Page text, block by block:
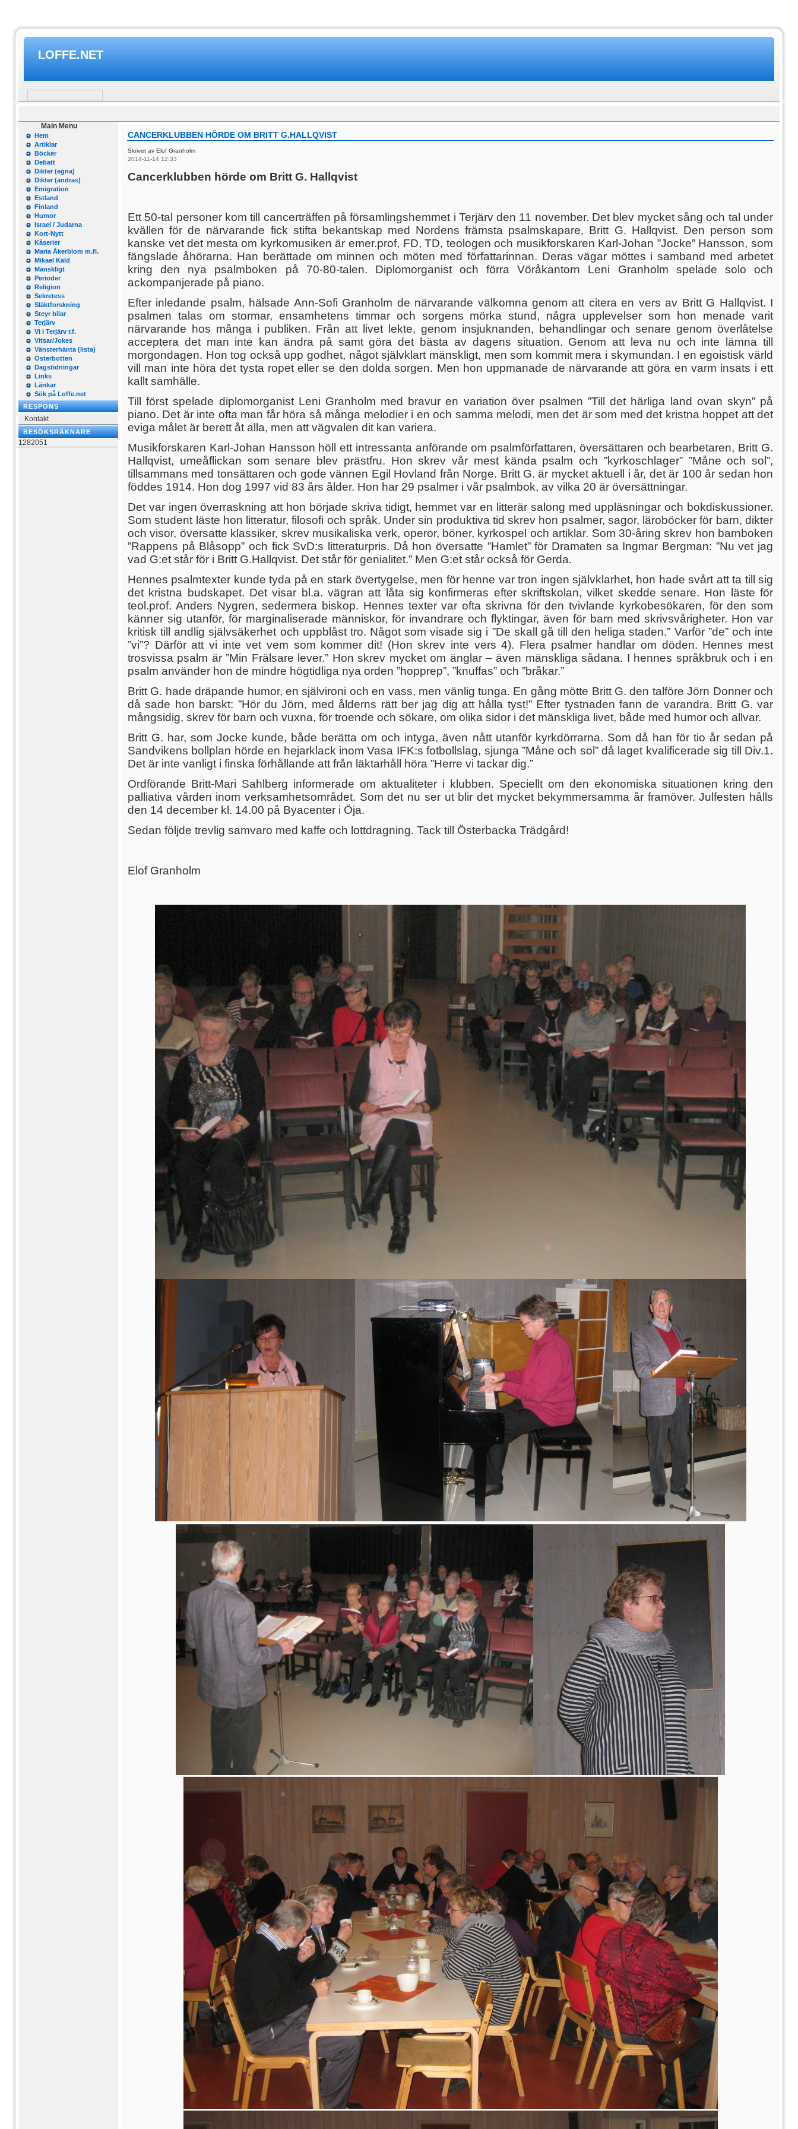
LOFFE.NET
Main Menu
Hem
Artiklar
Böcker
Debatt
Dikter (egna)
Dikter (andras)
Emigration
Estland
Finland
Humor
Israel / Judarna
Kort-Nytt
Kåserier
Maria Åkerblom m.fl.
Mikael Käld
Mänskligt
Perioder
Religion
Sekretess
Släktforskning
Steyr bilar
Terjärv
Vi i Terjärv r.f.
Vitsar/Jokes
Vänsterhänta (lista)
Österbotten
Dagstidningar
Links
Länkar
Sök på Loffe.net
RESPONS
Kontakt
BESÖKSRÄKNARE
1282051
CANCERKLUBBEN HÖRDE OM BRITT G.HALLQVIST
Skrivet av Elof Granholm
2014-11-14 12:33
Cancerklubben hörde om Britt G. Hallqvist
Ett 50-tal personer kom till cancerträffen på församlingshemmet i Terjärv den 11 november. Det blev mycket sång och tal under
kvällen för de närvarande fick stifta bekantskap med Nordens främsta psalmskapare, Britt G. Hallqvist. Den person som
kanske vet det mesta om kyrkomusiken är emer.prof, FD, TD, teologen och musikforskaren Karl-Johan ”Jocke” Hansson, som
fängslade åhörarna. Han berättade om minnen och möten med författarinnan. Deras vägar möttes i samband med arbetet
kring den nya psalmboken på 70-80-talen. Diplomorganist och förra Vöråkantorn Leni Granholm spelade solo och
ackompanjerade på piano.
Efter inledande psalm, hälsade Ann-Sofi Granholm de närvarande välkomna genom att citera en vers av Britt G Hallqvist. I
psalmen talas om stormar, ensamhetens timmar och sorgens mörka stund, några upplevelser som hon menade varit
närvarande hos många i publiken. Från att livet lekte, genom insjuknanden, behandlingar och senare genom överlåtelse
acceptera det man inte kan ändra på samt göra det bästa av dagens situation. Genom att leva nu och inte lämna till
morgondagen. Hon tog också upp godhet, något självklart mänskligt, men som kommit mera i skymundan. I en egoistisk värld
vill man inte höra det tysta ropet eller se den dolda sorgen. Men hon uppmanade de närvarande att göra en varm insats i ett
kallt samhälle.
Till först spelade diplomorganist Leni Granholm med bravur en variation över psalmen ”Till det härliga land ovan skyn” på
piano. Det är inte ofta man får höra så många melodier i en och samma melodi, men det är som med det kristna hoppet att det
eviga målet är berett åt alla, men att vägvalen dit kan variera.
Musikforskaren Karl-Johan Hansson höll ett intressanta anförande om psalmförfattaren, översättaren och bearbetaren, Britt G.
Hallqvist, umeåflickan som senare blev prästfru. Hon skrev vår mest kända psalm och ”kyrkoschlager” ”Måne och sol”,
tillsammans med tonsättaren och gode vännen Egil Hovland från Norge. Britt G. är mycket aktuell i år, det är 100 år sedan hon
föddes 1914. Hon dog 1997 vid 83 års ålder. Hon har 29 psalmer i vår psalmbok, av vilka 20 är översättningar.
Det var ingen överraskning att hon började skriva tidigt, hemmet var en litterär salong med uppläsningar och bokdiskussioner.
Som student läste hon litteratur, filosofi och språk. Under sin produktiva tid skrev hon psalmer, sagor, läroböcker för barn, dikter
och visor, översatte klassiker, skrev musikaliska verk, operor, böner, kyrkospel och artiklar. Som 30-åring skrev hon barnboken
”Rappens på Blåsopp” och fick SvD:s litteraturpris. Då hon översatte ”Hamlet” för Dramaten sa Ingmar Bergman: ”Nu vet jag
vad G:et står för i Britt G.Hallqvist. Det står för genialitet.” Men G:et står också för Gerda.
Hennes psalmtexter kunde tyda på en stark övertygelse, men för henne var tron ingen självklarhet, hon hade svårt att ta till sig
det kristna budskapet. Det visar bl.a. vägran att låta sig konfirmeras efter skriftskolan, vilket skedde senare. Hon läste för
teol.prof. Anders Nygren, sedermera biskop. Hennes texter var ofta skrivna för den tvivlande kyrkobesökaren, för den som
känner sig utanför, för marginaliserade människor, för invandrare och flyktingar, även för barn med skrivsvårigheter. Hon var
kritisk till andlig självsäkerhet och uppblåst tro. Något som visade sig i ”De skall gå till den heliga staden.” Varför ”de” och inte
”vi”? Därför att vi inte vet vem som kommer dit! (Hon skrev inte vers 4). Flera psalmer handlar om döden. Hennes mest
trosvissa psalm är ”Min Frälsare lever.” Hon skrev mycket om änglar – även mänskliga sådana. I hennes språkbruk och i en
psalm använder hon de mindre högtidliga nya orden ”hopprep”, ”knuffas” och ”bråkar.”
Britt G. hade dräpande humor, en självironi och en vass, men vänlig tunga. En gång mötte Britt G. den talföre Jörn Donner och
då sade hon barskt: ”Hör du Jörn, med ålderns rätt ber jag dig att hålla tyst!” Efter tystnaden fann de varandra. Britt G. var
mångsidig, skrev för barn och vuxna, för troende och sökare, om olika sidor i det mänskliga livet, både med humor och allvar.
Britt G. har, som Jocke kunde, både berätta om och intyga, även nått utanför kyrkdörrarna. Som då han för tio år sedan på
Sandvikens bollplan hörde en hejarklack inom Vasa IFK:s fotbollslag, sjunga ”Måne och sol” då laget kvalificerade sig till Div.1.
Det är inte vanligt i finska förhållande att från läktarhåll höra ”Herre vi tackar dig.”
Ordförande Britt-Mari Sahlberg informerade om aktualiteter i klubben. Speciellt om den ekonomiska situationen kring den
palliativa vården inom verksamhetsområdet. Som det nu ser ut blir det mycket bekymmersamma år framöver. Julfesten hålls
den 14 december kl. 14.00 på Byacenter i Öja.
Sedan följde trevlig samvaro med kaffe och lottdragning. Tack till Österbacka Trädgård!
Elof Granholm